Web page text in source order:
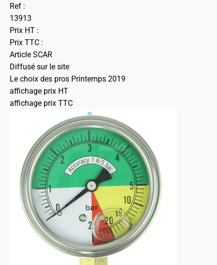
Ref :
13913
Prix HT :
Prix TTC :
Article SCAR
Diffusé sur le site
Le choix des pros Printemps 2019
affichage prix HT
affichage prix TTC